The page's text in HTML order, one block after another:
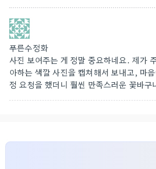
푸른수정화
사진 보여주는 게 정말 중요하네요. 제가
아하는 색깔 사진을 캡쳐해서 보내고, 마
정 요청을 했더니 훨씬 만족스러운 꽃바구